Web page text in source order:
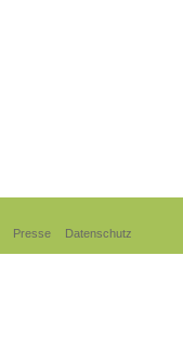
Presse Datenschutz